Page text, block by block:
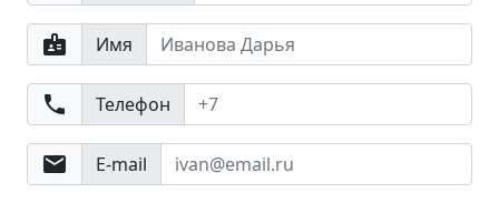
badge Имя
phone Телефон
email E-mail